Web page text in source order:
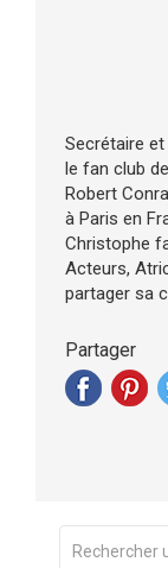
Secrétaire
le fan club
Robert
à Paris en
Christophe
Acteurs,
partager sa
Partager